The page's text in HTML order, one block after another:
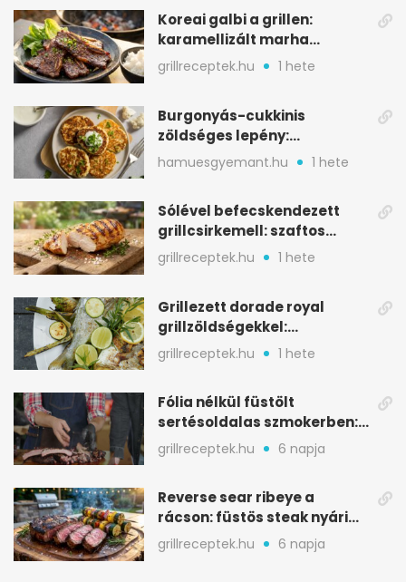
Koreai galbi a grillen:
karamellizált marha
rövidborda gyorsan
grillreceptek.hu 1 hete
Burgonyás-cukkinis
zöldséges lepény:
aranybarna, szaftos, hús
nélkül is
hamuesgyemant.hu 1 hete
Sólével befecskendezett
grillcsirkemell: szaftos
marad, nem szárad ki
grillreceptek.hu 1 hete
Grillezett dorade royal
grillzöldségekkel:
mediterrán ízek a rostélyról
grillreceptek.hu 1 hete
Fólia nélkül füstölt
sertésoldalas szmokerben:
ropogós bark, 6 óra
grillreceptek.hu 6 napja
Reverse sear ribeye a
rácson: füstös steak nyári
tökkebabbal
grillreceptek.hu 6 napja